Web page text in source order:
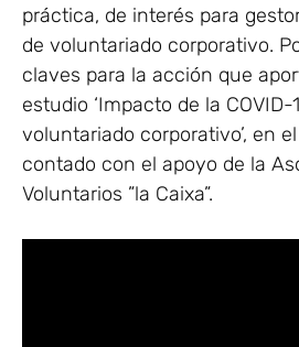
práctica, de interés para
de voluntariado corporativo.
claves para la acción que
estudio ‘Impacto de la COVID-
voluntariado corporativo’, en
contado con el apoyo de la
Voluntarios ”la Caixa”.